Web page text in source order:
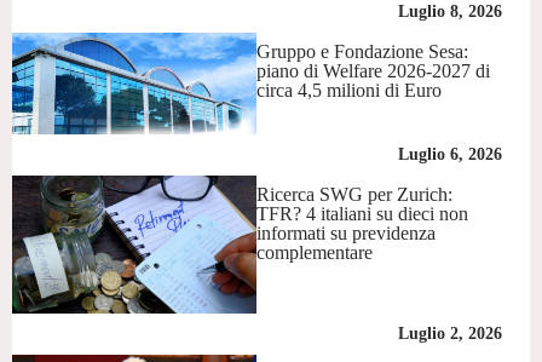
Luglio 8, 2026
Gruppo e Fondazione Sesa:
piano di Welfare 2026-2027 di
circa 4,5 milioni di Euro
Luglio 6, 2026
Ricerca SWG per Zurich:
TFR? 4 italiani su dieci non
informati su previdenza
complementare
Luglio 2, 2026